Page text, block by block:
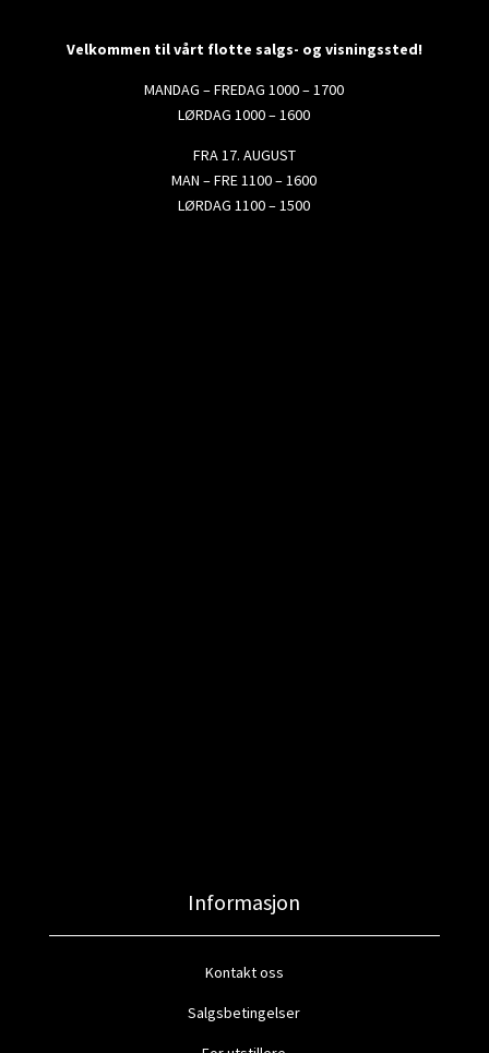
Velkommen til vårt flotte salgs- og visningssted!
MANDAG – FREDAG 1000 – 1700
LØRDAG 1000 – 1600
FRA 17. AUGUST
MAN – FRE 1100 – 1600
LØRDAG 1100 – 1500
Informasjon
Kontakt oss
Salgsbetingelser